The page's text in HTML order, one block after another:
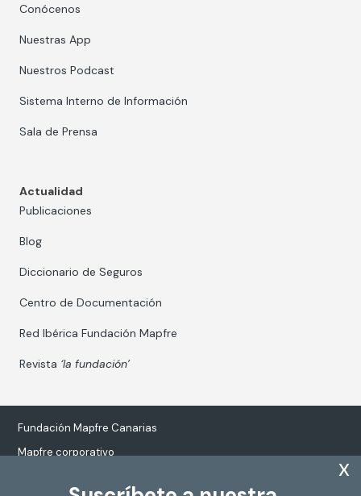
x
Conócenos
Nuestras App
Nuestros Podcast
Sistema Interno de Información
Sala de Prensa
Actualidad
Publicaciones
Blog
Diccionario de Seguros
Centro de Documentación
Red Ibérica Fundación Mapfre
Revista ‘la fundación’
Fundación Mapfre Canarias
Mapfre corporativo